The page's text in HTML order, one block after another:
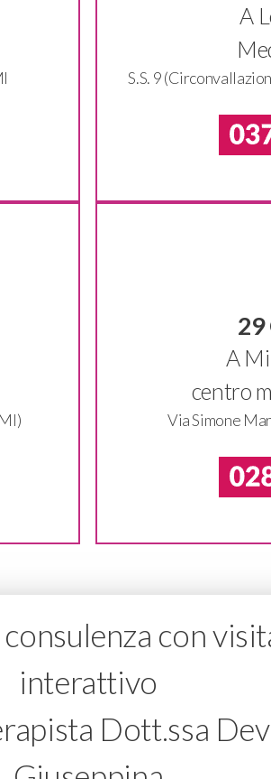
A
S.S. 9
29
A
centro
Via Simone
con
interattivo
Dott.ssa